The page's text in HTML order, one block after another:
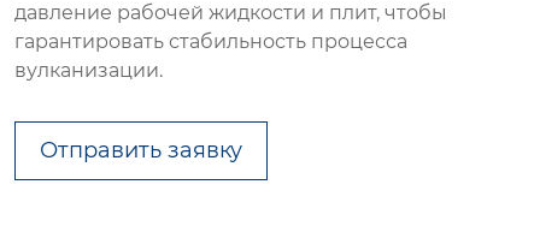
давление рабочей жидкости и плит, чтобы
гарантировать стабильность процесса
вулканизации.
Отправить заявку